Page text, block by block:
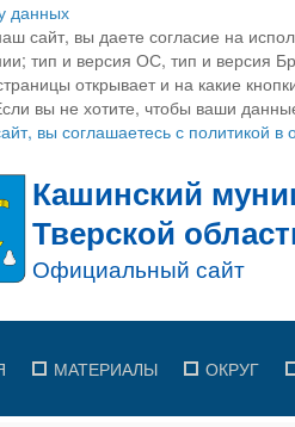
данных
сайт, вы даете согласие на
тип и версия ОС, тип и версия
открывает и на какие
вы не хотите, чтобы ваши
вы соглашаетесь с политикой
МАТЕРИАЛЫ ОКРУГ